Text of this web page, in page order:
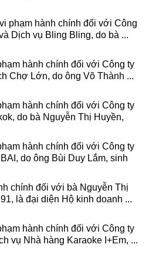
phạm hành chính đối với Công
Dịch vụ Bling Bling, do bà ...
hành chính đối với Công ty
Chợ Lớn, do ông Võ Thành ...
hành chính đối với Công ty
do bà Nguyễn Thị Huyền,
hành chính đối với Công ty
do ông Bùi Duy Lắm, sinh
chính đối với bà Nguyễn Thị
là đại diện Hộ kinh doanh ...
hành chính đối với Công ty
vụ Nhà hàng Karaoke I+Em, ...